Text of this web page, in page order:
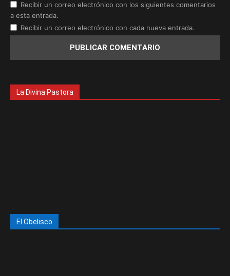
Recibir un correo electrónico con los siguientes comentarios
a esta entrada.
Recibir un correo electrónico con cada nueva entrada.
La Divina Pastora
El Obelisco